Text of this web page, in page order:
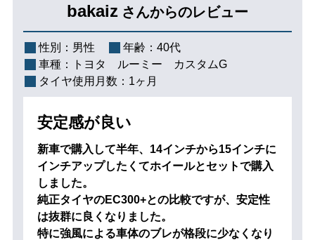
bakaiz さんからのレビュー
性別： 男性 年齢： 40代
車種：
トヨタ ルーミー カスタムG
タイヤ使用月数： 1ヶ月
安定感が良い
新車で購入して半年、14インチから15インチに
インチアップしたくてホイールとセットで購入
しました。
純正タイヤのEC300+との比較ですが、安定性
は抜群に良くなりました。
特に強風による車体のブレが格段に少なくなり